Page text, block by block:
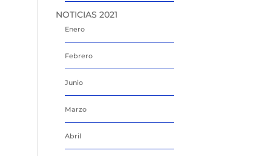
NOTICIAS 2021
Enero
Febrero
Junio
Marzo
Abril